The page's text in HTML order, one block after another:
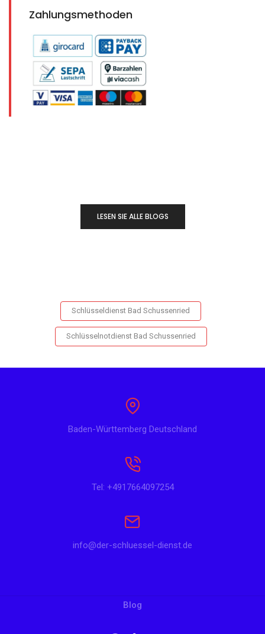
Zahlungsmethoden
LESEN SIE ALLE BLOGS
Schlüsseldienst Bad Schussenried
Schlüsselnotdienst Bad Schussenried
Baden-Württemberg Deutschland
Tel: +4917664097254
info@der-schluessel-dienst.de
Blog